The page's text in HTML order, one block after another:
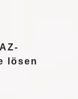
lösen